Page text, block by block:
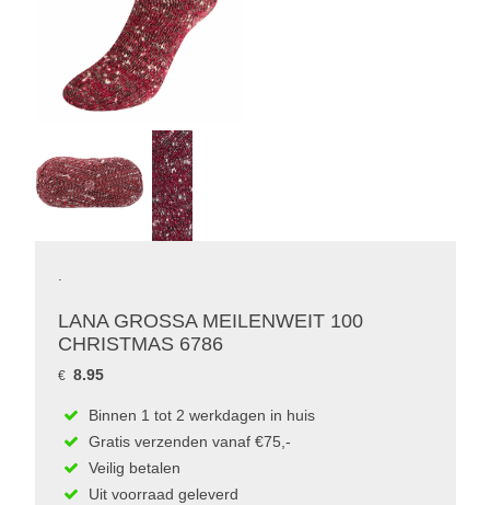
.
LANA GROSSA MEILENWEIT 100
CHRISTMAS 6786
€ 8.95
Binnen 1 tot 2 werkdagen in huis
Gratis verzenden vanaf €75,-
Veilig betalen
Uit voorraad geleverd